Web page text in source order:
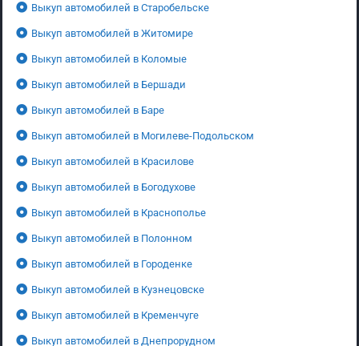
Выкуп автомобилей в Старобельске
Выкуп автомобилей в Житомире
Выкуп автомобилей в Коломые
Выкуп автомобилей в Бершади
Выкуп автомобилей в Баре
Выкуп автомобилей в Могилеве-Подольском
Выкуп автомобилей в Красилове
Выкуп автомобилей в Богодухове
Выкуп автомобилей в Краснополье
Выкуп автомобилей в Полонном
Выкуп автомобилей в Городенке
Выкуп автомобилей в Кузнецовске
Выкуп автомобилей в Кременчуге
Выкуп автомобилей в Днепрорудном